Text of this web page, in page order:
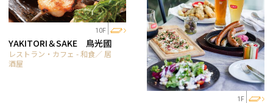
10F
YAKITORI＆SAKE 鳥光國
レストラン・カフェ - 和食／ 居
酒屋
1F